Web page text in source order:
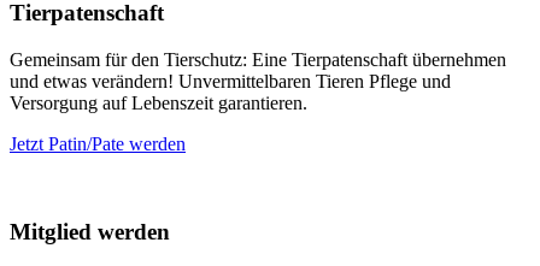
Tierpatenschaft
Gemeinsam für den Tierschutz: Eine Tierpatenschaft übernehmen
und etwas verändern! Unvermittelbaren Tieren Pflege und
Versorgung auf Lebenszeit garantieren.
Jetzt Patin/Pate werden
Mitglied werden